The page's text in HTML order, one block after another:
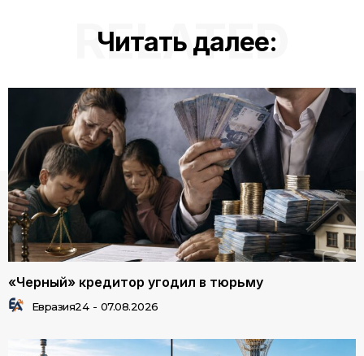
Читать далее:
RELATED
«Черный» кредитор угодил в тюрьму
Евразия24 - 07.08.2026